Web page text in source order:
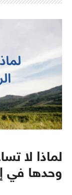
لماذا لا
وحدها في